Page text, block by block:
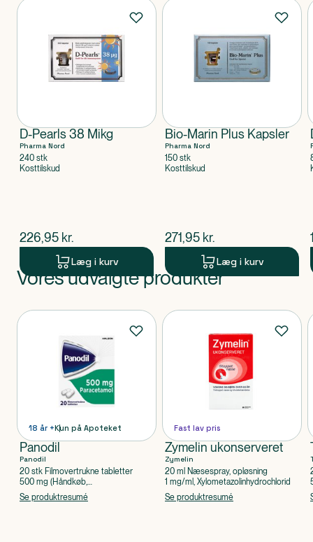
Produkter
D-Pearls 38 Mikg
Pharma Nord
240 stk
Kosttilskud
$nuværende pris
226,95 kr.
Læg i kurv
Bio-Marin Plus Kapsler
Pharma Nord
150 stk
Kosttilskud
$nuværende pris
271,95 kr.
Læg i kurv
Produkt 1 af 0
Vores udvalgte produkter
Produkter
18 år +Kun på Apoteket
Panodil
Panodil
20 stk Filmovertrukne tabletter
500 mg (Håndkøb,
apoteksforbeholdt), Paracetamol
Se produktresumé
Fast lav pris
Zymelin ukonserveret
Zymelin
20 ml Næsespray, opløsning
1 mg/ml, Xylometazolinhydrochlorid
Se produktresumé